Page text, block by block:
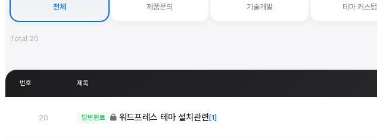
전체 제품문의 기술개발 테마 커스텀
Total 20
번호 제목
20 답변완료 워드프레스 테마 설치관련 [1]